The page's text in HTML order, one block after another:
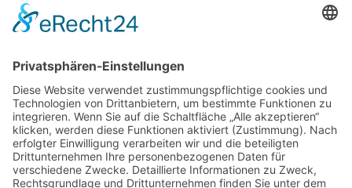
Anfrage
Presse
Partner: Der DGuSV
als Gutachter eintragen
Infos für Suchende